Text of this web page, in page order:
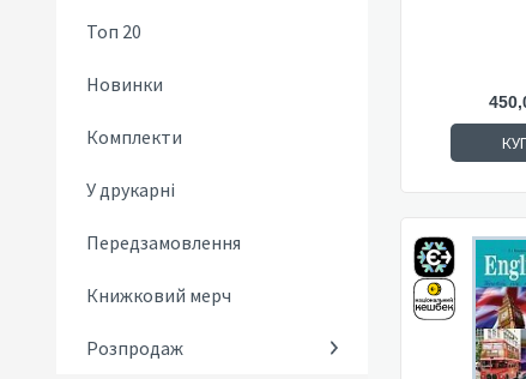
Топ 20
Новинки
Комплекти
У друкарні
Передзамовлення
Книжковий мерч
Розпродаж